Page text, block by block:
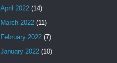
April 2022 (14)
March 2022 (11)
February 2022 (7)
January 2022 (10)